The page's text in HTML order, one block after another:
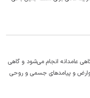
عامدانه انجام می‌شود و گاهی
و پیامدهای جسمی و روحی